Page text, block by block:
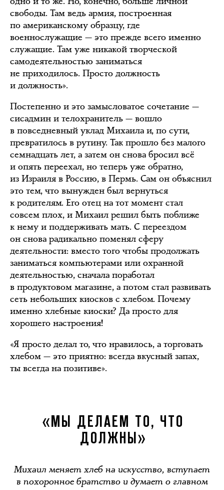
свободы. Там ведь армия, построенная
по американскому образцу, где
военнослужащие — это прежде всего именно
служащие. Там уже никакой творческой
самодеятельностью заниматься
не приходилось. Просто должность
и должность».
Постепенно и это замысловатое сочетание —
сисадмин и телохранитель — вошло
в повседневный уклад Михаила и, по сути,
превратилось в рутину. Так прошло без малого
семнадцать лет, а затем он снова бросил всё
и опять переехал, но теперь уже обратно,
из Израиля в Россию, в Пермь. Сам он объяснил
это тем, что вынужден был вернуться
к родителям. Его отец на тот момент стал
совсем плох, и Михаил решил быть поближе
к нему и поддерживать мать. С переездом
он снова радикально поменял сферу
деятельности: вместо того чтобы продолжать
заниматься компьютерами или охранной
деятельностью, сначала поработал
в продуктовом магазине, а потом стал развивать
сеть небольших киосков с хлебом. Почему
именно хлебные киоски? Да просто для
хорошего настроения!
«Я просто делал то, что нравилось, а торговать
хлебом — это приятно: всегда вкусный запах,
ты всегда на позитиве».
«МЫ ДЕЛАЕМ ТО, ЧТО
ДОЛЖНЫ»
Михаил меняет хлеб на искусство, вступает
в похоронное братство и думает о главном